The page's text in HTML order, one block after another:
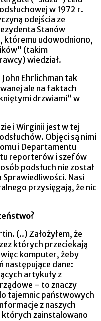
w 1972 r.
odejścia ze
Stanów
któremu udowodniono,
(takim
wiedział.
Ehrlichman tak
ale na faktach
drzwiami” w
i Wirginii jest w tej
Objęci są nimi
i Departamentu
reporterów i szefów
podsłuch nie został
Nasi
przysięgają, że nic
(..) Założyłem, że
których przeciekają
komputer, żeby
następujące dane:
artykuły z
– to znaczy
tajemnic państwowych
z naszych
zainstalowano